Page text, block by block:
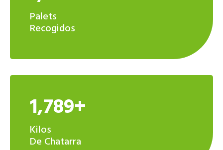
Palets
Recogidos
1,789+
Kilos
De Chatarra